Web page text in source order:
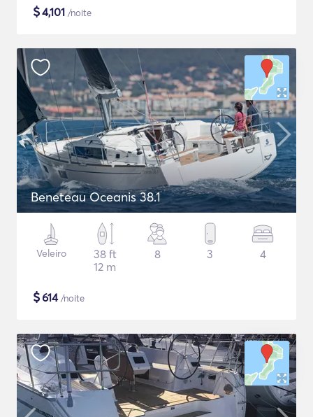
$4,101 /noite
Beneteau Oceanis 38.1
Veleiro
38 ft
12 m
8 3 4
$614/noite